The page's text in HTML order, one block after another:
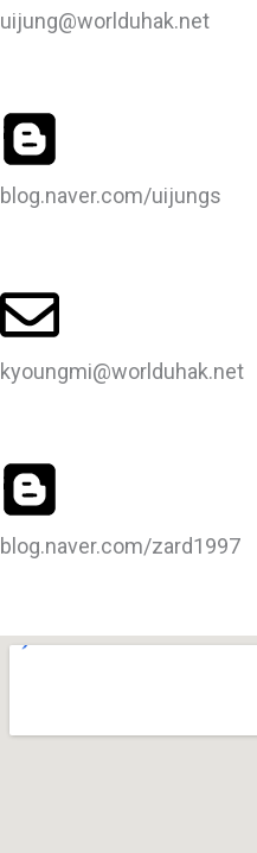
uijung@worlduhak.net
blog.naver.com/uijungs
kyoungmi@worlduhak.net
blog.naver.com/zard1997